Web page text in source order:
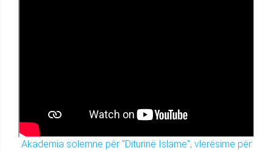
Akademia solemne për "Diturinë Islame", vlerësime për